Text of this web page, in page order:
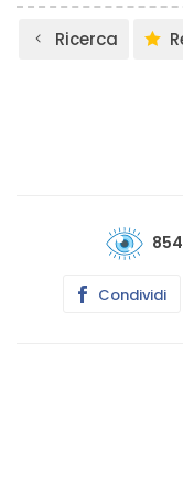
Ricerca
854
Condividi